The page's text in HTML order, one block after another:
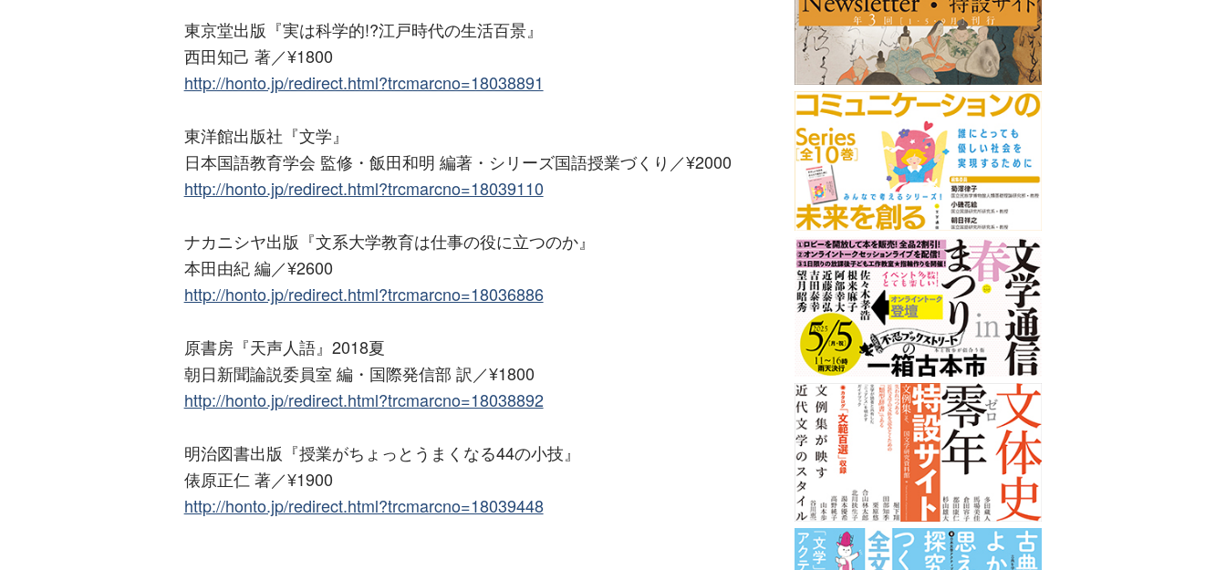
東京堂出版『実は科学的!?江戸時代の生活百景』
西田知己 著／¥1800
http://honto.jp/redirect.html?trcmarcno=18038891
東洋館出版社『文学』
日本国語教育学会 監修・飯田和明 編著・シリーズ国語授業づくり／¥2000
http://honto.jp/redirect.html?trcmarcno=18039110
ナカニシヤ出版『文系大学教育は仕事の役に立つのか』
本田由紀 編／¥2600
http://honto.jp/redirect.html?trcmarcno=18036886
原書房『天声人語』2018夏
朝日新聞論説委員室 編・国際発信部 訳／¥1800
http://honto.jp/redirect.html?trcmarcno=18038892
明治図書出版『授業がちょっとうまくなる44の小技』
俵原正仁 著／¥1900
http://honto.jp/redirect.html?trcmarcno=18039448